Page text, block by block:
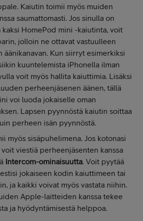
Kaiutin toimii myös muiden
saumattomasti. Jos sinulla on
kaksi HomePod mini -kaiutinta, voit
jolloin ne ottavat vastuulleen
äänikanavan. Kun siirryt esimerkiksi
kuuntelemista iPhonella ilman
voit myös hallita kaiuttimia. Lisäksi
perheenjäsenen äänen, tällä
voi luoda jokaiselle oman
Lapsen pyynnöstä kaiutin soittaa
perheen isän pyynnöstä.
myös sisäpuhelimena. Jos kotonasi
viestiä perheenjäsenten kanssa
Intercom-ominaisuutta. Voit pyytää
jokaiseen kodin kaiuttimeen tai
ja kaikki voivat myös vastata niihin.
Apple-laitteiden kanssa tekee
ja hyödyntämisestä helppoa.